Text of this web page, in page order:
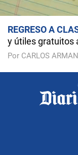
REGRESO A
y útiles gratuitos
Por CARLOS